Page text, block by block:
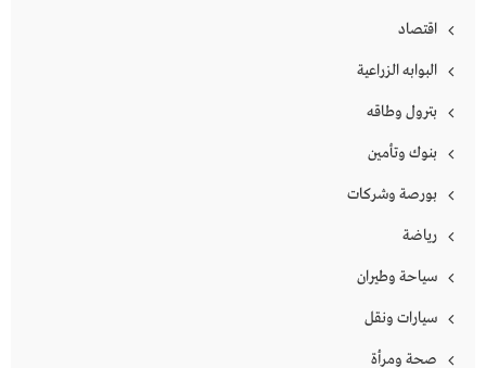
اقتصاد
البوابه الزراعية
بترول وطاقه
بنوك وتأمين
بورصة وشركات
رياضة
سياحة وطيران
سيارات ونقل
صحة ومرأة